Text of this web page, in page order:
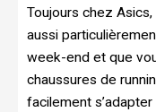
Toujours chez
aussi
week-end et que
chaussures de
facilement